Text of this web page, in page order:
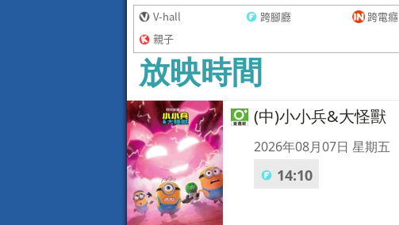
V-hall 跨腳廳
跨電癮
親子
放映時間
(中)小小兵&大怪獸
2026年08月07日 星期五
14:10